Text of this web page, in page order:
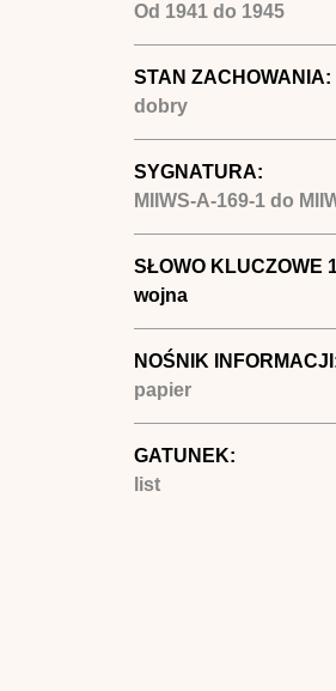
Od 1941do 1945
STAN ZACHOWANIA:
dobry
SYGNATURA:
MIIWS-A-169-1 do
SŁOWO KLUCZOWE
wojna
NOŚNIK
papier
GATUNEK:
list